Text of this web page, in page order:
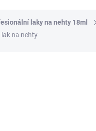
laky na nehty 18ml
lak na nehty